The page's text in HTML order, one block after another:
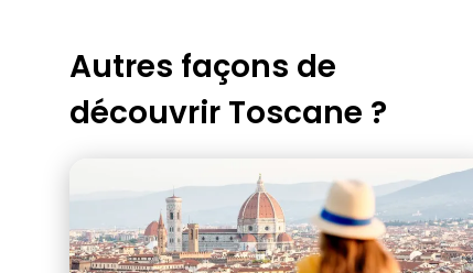
Autres façons de
découvrir Toscane ?